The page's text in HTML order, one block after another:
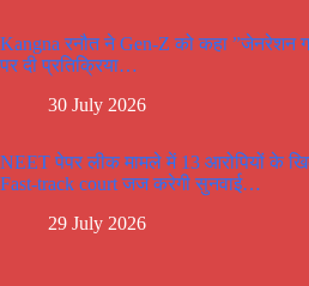
Kangna रनौत ने Gen-Z को कहा ”जेनरेशन
पर दी प्रतिक्रिया…
30 July 2026
NEET पेपर लीक मामले में 13 आरोपियों के
Fast-track court जज करेगी सुनवाई…
29 July 2026